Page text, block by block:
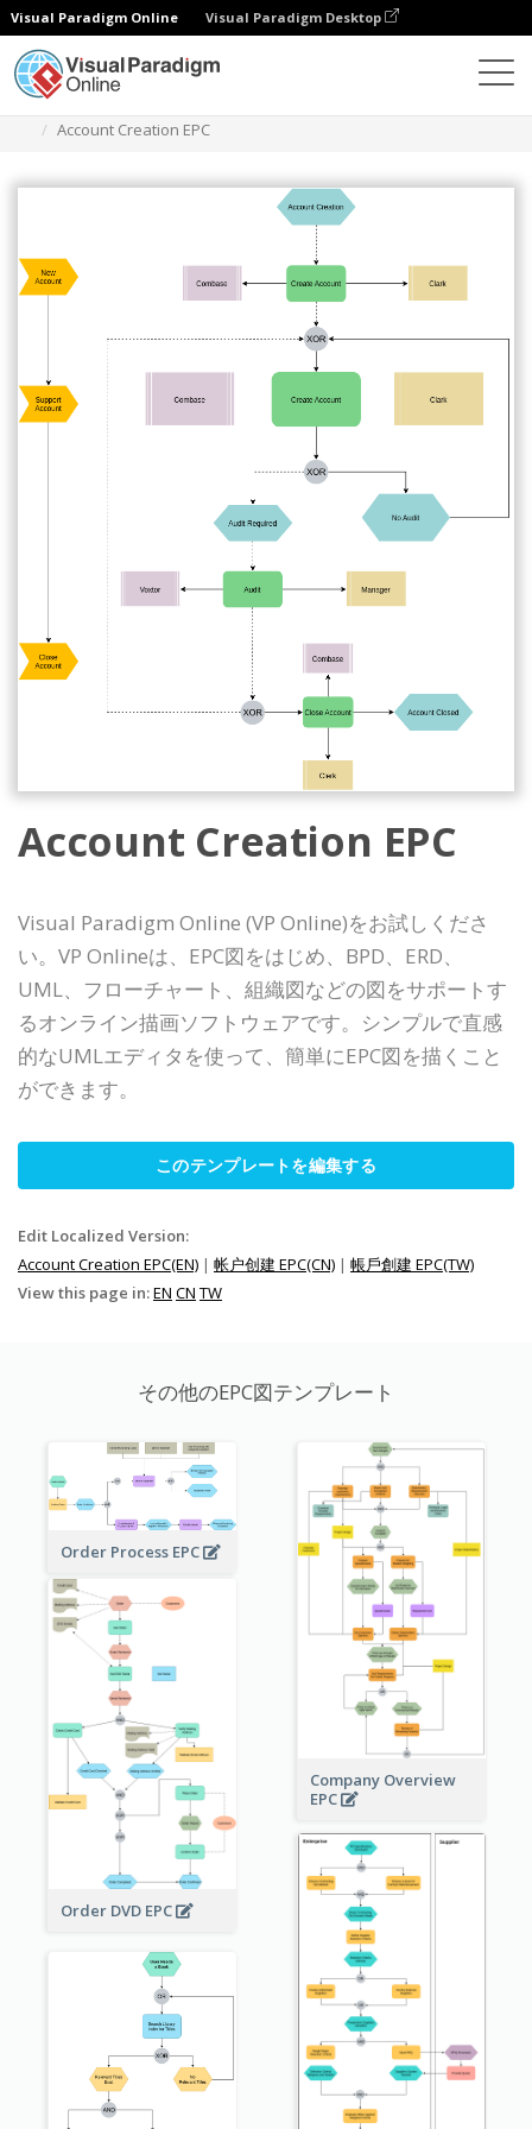
Visual Paradigm Online Visual Paradigm Desktop
Account Creation EPC
Account Creation EPC
Visual Paradigm Online (VP Online)をお試しくださ
い。VP Onlineは、EPC図をはじめ、BPD、ERD、
UML、フローチャート、組織図などの図をサポートす
るオンライン描画ソフトウェアです。シンプルで直感
的なUMLエディタを使って、簡単にEPC図を描くこと
ができます。
このテンプレートを編集する
Edit Localized Version:
Account Creation EPC(EN) | 帐户创建 EPC(CN) | 帳戶創建 EPC(TW)
View this page in:EN CN TW
その他のEPC図テンプレート
Order Process EPC
Company Overview
EPC
Order DVD EPC